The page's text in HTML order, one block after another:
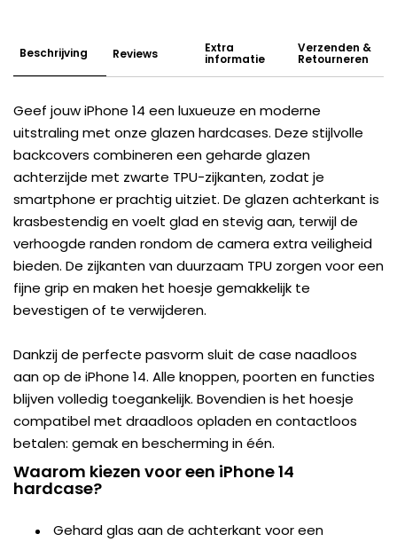
Beschrijving Reviews Extra
informatie
Verzenden &
Retourneren
Geef jouw iPhone 14 een luxueuze en moderne
uitstraling met onze glazen hardcases. Deze stijlvolle
backcovers combineren een geharde glazen
achterzijde met zwarte TPU-zijkanten, zodat je
smartphone er prachtig uitziet. De glazen achterkant is
krasbestendig en voelt glad en stevig aan, terwijl de
verhoogde randen rondom de camera extra veiligheid
bieden. De zijkanten van duurzaam TPU zorgen voor een
fijne grip en maken het hoesje gemakkelijk te
bevestigen of te verwijderen.
Dankzij de perfecte pasvorm sluit de case naadloos
aan op de iPhone 14. Alle knoppen, poorten en functies
blijven volledig toegankelijk. Bovendien is het hoesje
compatibel met draadloos opladen en contactloos
betalen: gemak en bescherming in één.
Waarom kiezen voor een iPhone 14
hardcase?
Gehard glas aan de achterkant voor een